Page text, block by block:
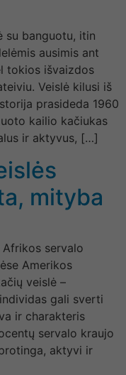
su banguotu, itin
ausimis ant
tokios išvaizdos
Veislė kilusi iš
prasideda 1960
kailio kačiukas
ir aktyvus, […]
mityba
servalo
Amerikos
veislė –
gali sverti
ir charakteris
servalo kraujo
aktyvi ir